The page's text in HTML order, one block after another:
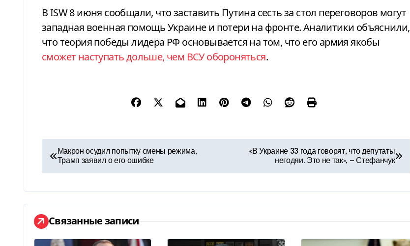
В ISW 8 июня сообщали, что заставить Путина сесть за стол переговоров могут
западная военная помощь Украине и потери на фронте. Аналитики объяснили,
что теория победы лидера РФ основывается на том, что его армия якобы
сможет наступать дольше, чем ВСУ обороняться.
Н
а
в
и
г
Макрон осудил попытку смены режима,
Трамп заявил о его ошибке
«В Украине 33 года говорят, что депутаты
негодяи. Это не так», — Стефанчук
Связанные записи